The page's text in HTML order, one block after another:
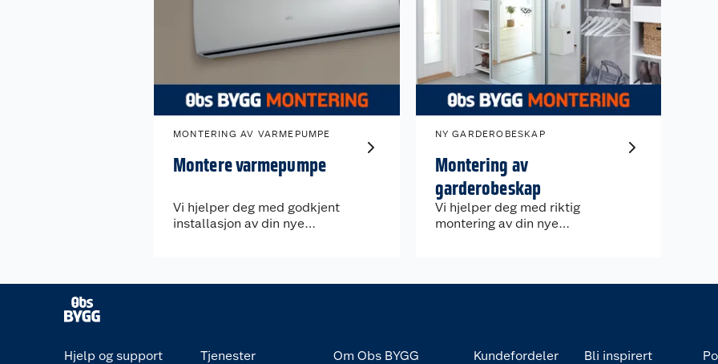
MONTERING AV VARMEPUMPE
Montere varmepumpe
Vi hjelper deg med godkjent
installasjon av din nye
NY GARDEROBESKAP
Montering av
garderobeskap
Vi hjelper deg med riktig
montering av din nye
Hjelp og support Tjenester Om Obs BYGG Kundefordeler Bli inspirert